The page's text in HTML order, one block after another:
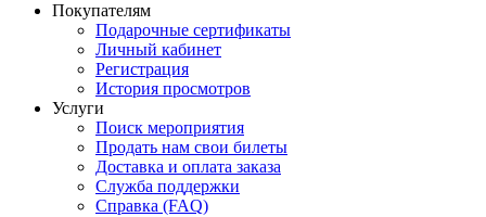
Покупателям
Подарочные сертификаты
Личный кабинет
Регистрация
История просмотров
Услуги
Поиск мероприятия
Продать нам свои билеты
Доставка и оплата заказа
Служба поддержки
Справка (FAQ)